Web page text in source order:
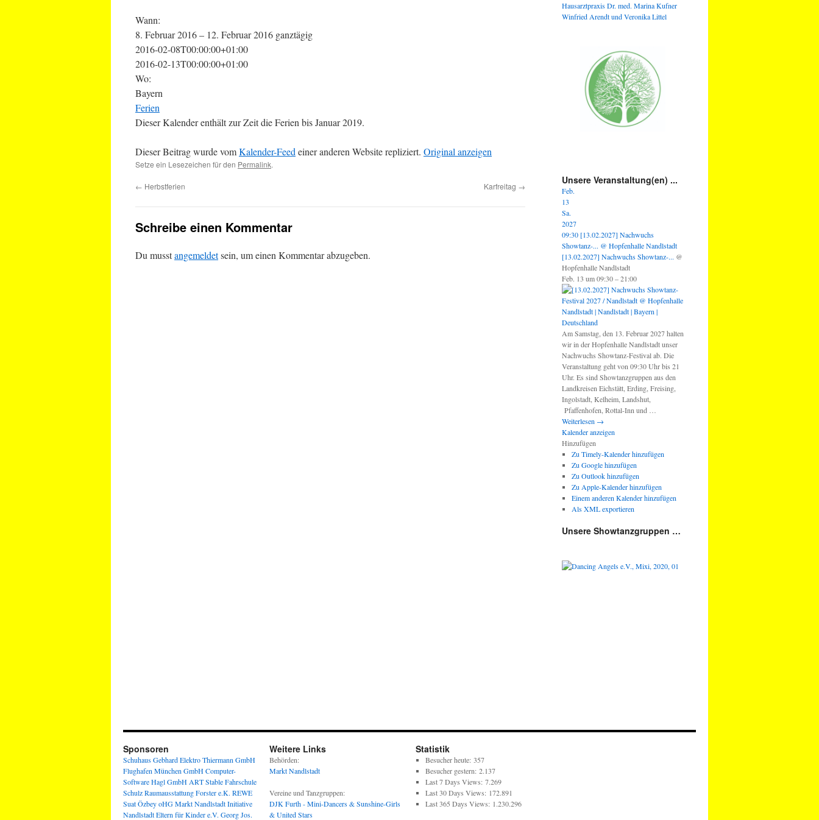
Wann:
8. Februar 2016 – 12. Februar 2016 ganztägig
2016-02-08T00:00:00+01:00
2016-02-13T00:00:00+01:00
Wo:
Bayern
Ferien
Dieser Kalender enthält zur Zeit die Ferien bis Januar 2019.
Dieser Beitrag wurde vomKalender-Feed einer anderen Website repliziert. Original anzeigen
Setze ein Lesezeichen für den Permalink.
← Herbstferien Karfreitag →
Schreibe einen Kommentar
Du musstangemeldetsein, um einen Kommentar abzugeben.
Hausarztpraxis Dr. med. Marina Kufner
Winfried Arendt und Veronika Littel
Unsere Veranstaltung(en) ...
Feb.
13
Sa.
2027
09:30 [13.02.2027] Nachwuchs
Showtanz-... @ Hopfenhalle Nandlstadt
[13.02.2027] Nachwuchs Showtanz-... @
Hopfenhalle Nandlstadt
Feb. 13 um 09:30 – 21:00
Am Samstag, den 13. Februar 2027 halten
wir in der Hopfenhalle Nandlstadt unser
Nachwuchs Showtanz-Festival ab. Die
Veranstaltung geht von 09:30 Uhr bis 21
Uhr. Es sind Showtanzgruppen aus den
Landkreisen Eichstätt, Erding, Freising,
Ingolstadt, Kelheim, Landshut,
Pfaffenhofen, Rottal-Inn und …
Weiterlesen →
Kalender anzeigen
Hinzufügen
Zu Timely-Kalender hinzufügen
Zu Google hinzufügen
Zu Outlook hinzufügen
Zu Apple-Kalender hinzufügen
Einem anderen Kalender hinzufügen
Als XML exportieren
Unsere Showtanzgruppen …
Sponsoren
Schuhaus GebhardElektro Thiermann GmbH
Flughafen München GmbHComputer-
Software Hagl GmbH ART StableFahrschule
SchulzRaumausstattung Forster e.K. REWE
Suat Özbey oHGMarkt NandlstadtInitiative
Nandlstadt Eltern für Kinder e.V. Georg Jos.
Weitere Links
Behörden:
Markt Nandlstadt
Vereine und Tanzgruppen:
DJK Furth - Mini-Dancers & Sunshine-Girls
& United Stars
Statistik
Besucher heute: 357
Besucher gestern: 2.137
Last 7 Days Views: 7.269
Last 30 Days Views: 172.891
Last 365 Days Views: 1.230.296